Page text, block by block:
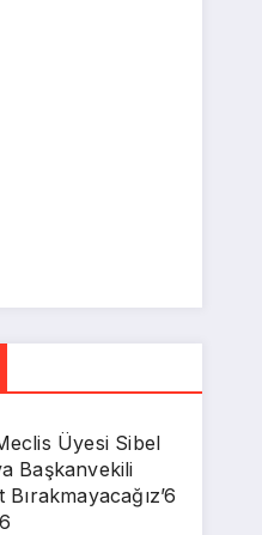
Üyesi Sibel
Başkanvekili
Bırakmayacağız’6